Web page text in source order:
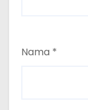
Nama *